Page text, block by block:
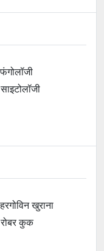
फंगोलॉजी
साइटोलॉजी
हरगोविन खुराना
रोबर कुक